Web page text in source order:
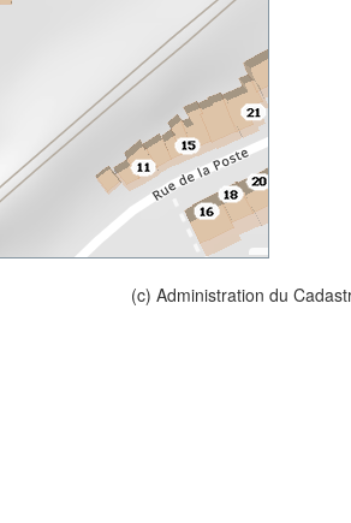
(c) Administration du